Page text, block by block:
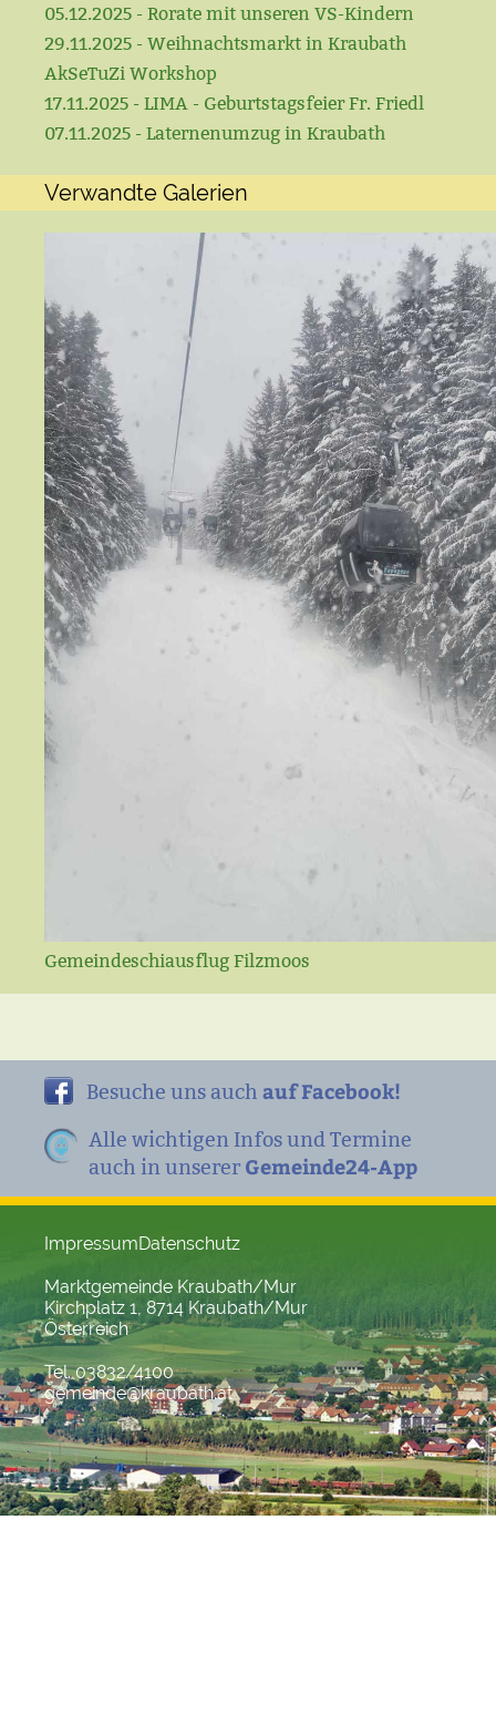
05.12.2025 - Rorate mit unseren VS-Kindern
29.11.2025 - Weihnachtsmarkt in Kraubath
AkSeTuZi Workshop
17.11.2025 - LIMA - Geburtstagsfeier Fr. Friedl
07.11.2025 - Laternenumzug in Kraubath
Verwandte Galerien
Gemeindeschiausflug Filzmoos
Besuche uns auch auf Facebook!
Alle wichtigen Infos und Termine
auch in unserer Gemeinde24-App
ImpressumDatenschutz
Marktgemeinde Kraubath/Mur
Kirchplatz 1, 8714 Kraubath/Mur
Österreich
Tel. 03832/4100
gemeinde@kraubath.at